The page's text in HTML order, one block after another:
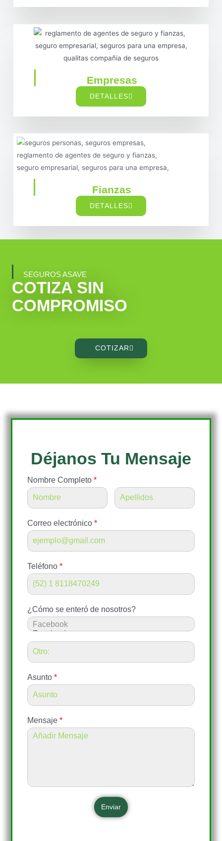
Empresas
DETALLES
Fianzas
DETALLES
SEGUROS ASAVE
COTIZA SIN
COMPROMISO
COTIZAR
Déjanos Tu Mensaje
Nombre Completo*
Correo electrónico*
Teléfono*
¿Cómo se enteró de nosotros?
Asunto*
Mensaje*
Enviar